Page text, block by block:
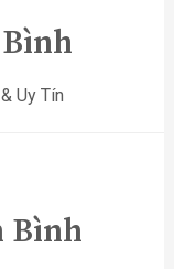
Uy Tín
Bình